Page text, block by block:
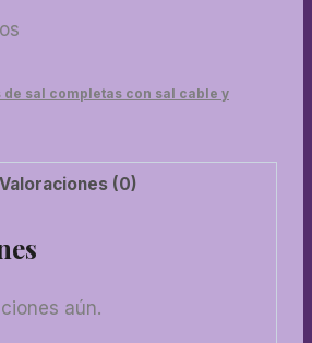
de sal completas con sal cable y
Valoraciones (0)
aún.